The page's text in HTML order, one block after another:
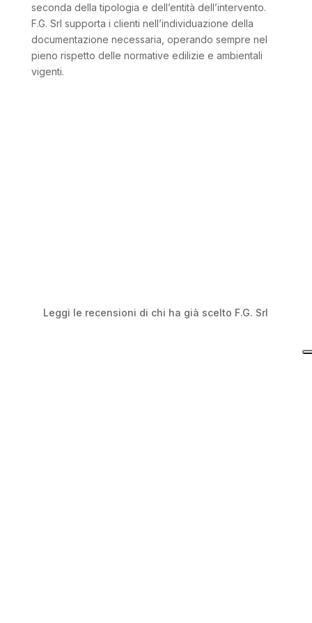
seconda della tipologia e dell’entità dell’intervento.
F.G. Srl supporta i clienti nell’individuazione della
documentazione necessaria, operando sempre nel
pieno rispetto delle normative edilizie e ambientali
vigenti.
Leggi le recensioni di chi ha già scelto F.G. Srl